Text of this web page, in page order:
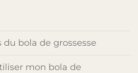
du bola de grossesse
mon bola de